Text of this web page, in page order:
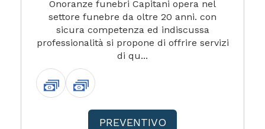
Onoranze funebri Capitani opera nel
settore funebre da oltre 20 anni. con
sicura competenza ed indiscussa
professionalità si propone di offrire servizi
di qu...
PREVENTIVO